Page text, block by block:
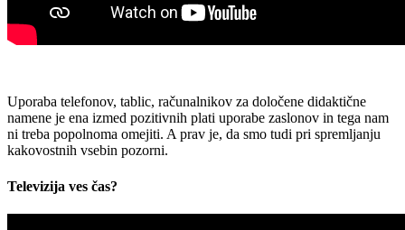
Uporaba telefonov, tablic, računalnikov za določene didaktične
namene je ena izmed pozitivnih plati uporabe zaslonov in tega nam
ni treba popolnoma omejiti. A prav je, da smo tudi pri spremljanju
kakovostnih vsebin pozorni.
Televizija ves čas?